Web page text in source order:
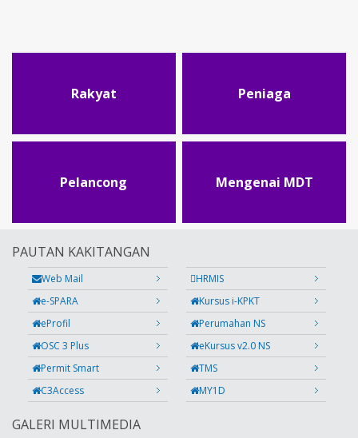
Rakyat Peniaga
Pelancong Mengenai MDT
PAUTAN KAKITANGAN
Web Mail
HRMIS
e-SPARA
Kursus i-KPKT
eProfil
Perumahan NS
OSC 3 Plus
eKursus v2.0 NS
Permit Smart
TMS
C3Access
MY1D
GALERI MULTIMEDIA